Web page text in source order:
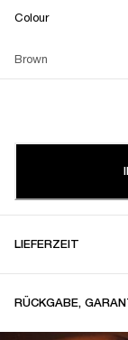
Colour
Brown
LIEFERZEIT
RÜCKGABE,